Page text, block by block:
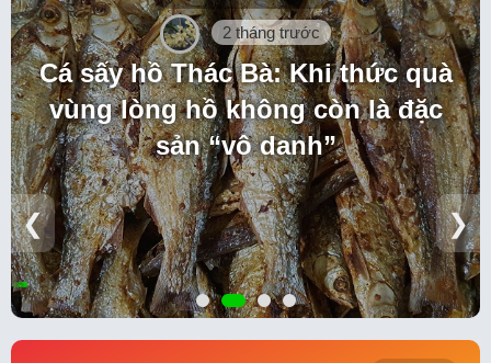
2 tháng trước
Cá sấy hồ Thác Bà: Khi thức quà
vùng lòng hồ không còn là đặc
sản “vô danh”
❮ ❯